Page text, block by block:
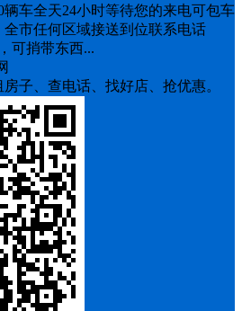
车全天24小时等待您的来电可包车
全市任何区域接送到位联系电话
可捎带东西...
子、查电话、找好店、抢优惠。